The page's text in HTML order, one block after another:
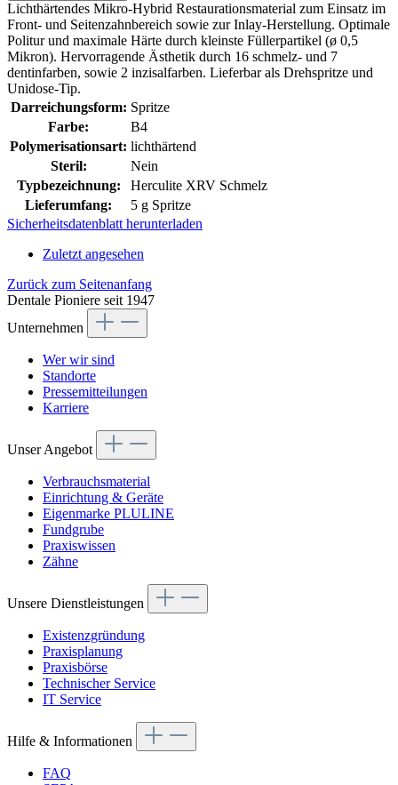
Lichthärtendes Mikro-Hybrid Restaurationsmaterial zum Einsatz im
Front- und Seitenzahnbereich sowie zur Inlay-Herstellung. Optimale
Politur und maximale Härte durch kleinste Füllerpartikel (ø 0,5
Mikron). Hervorragende Ästhetik durch 16 schmelz- und 7
dentinfarben, sowie 2 inzisalfarben. Lieferbar als Drehspritze und
Unidose-Tip.
Darreichungsform: Spritze
Farbe:
B4
Polymerisationsart: lichthärtend
Steril:
Nein
Typbezeichnung:
Herculite XRV Schmelz
Lieferumfang:
5 g Spritze
Sicherheitsdatenblatt herunterladen
Zuletzt angesehen
Zurück zum Seitenanfang
Dentale Pioniere seit 1947
Unternehmen
Wer wir sind
Standorte
Pressemitteilungen
Karriere
Unser Angebot
Verbrauchsmaterial
Einrichtung & Geräte
Eigenmarke PLULINE
Fundgrube
Praxiswissen
Zähne
Unsere Dienstleistungen
Existenzgründung
Praxisplanung
Praxisbörse
Technischer Service
IT Service
Hilfe & Informationen
FAQ